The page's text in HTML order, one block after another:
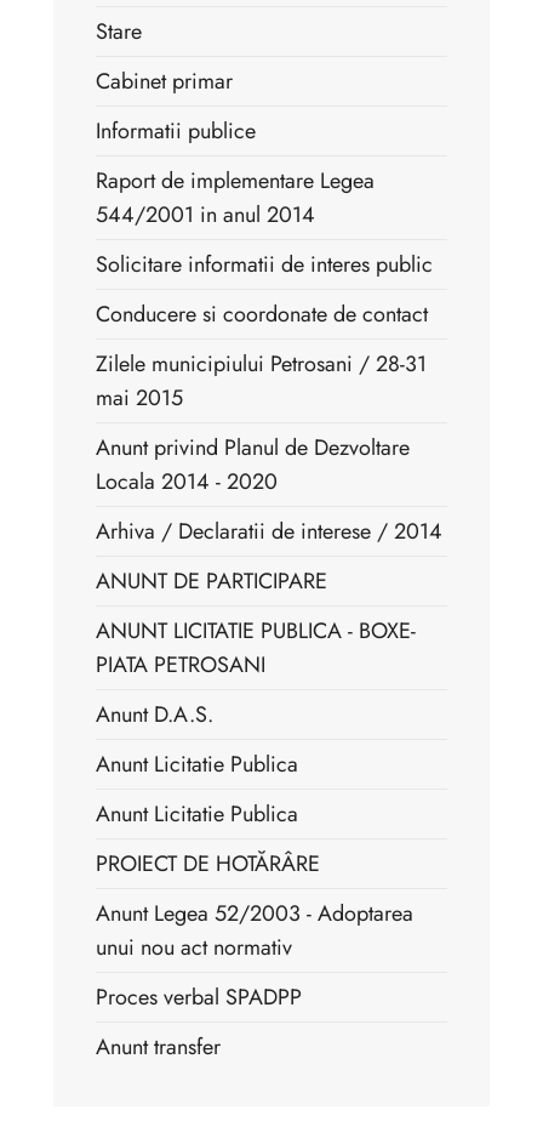
Stare
Cabinet primar
Informatii publice
Raport de implementare Legea
544/2001 in anul 2014
Solicitare informatii de interes public
Conducere si coordonate de contact
Zilele municipiului Petrosani / 28-31
mai 2015
Anunt privind Planul de Dezvoltare
Locala 2014 - 2020
Arhiva / Declaratii de interese / 2014
ANUNT DE PARTICIPARE
ANUNT LICITATIE PUBLICA - BOXE-
PIATA PETROSANI
Anunt D.A.S.
Anunt Licitatie Publica
Anunt Licitatie Publica
PROIECT DE HOTĂRÂRE
Anunt Legea 52/2003 - Adoptarea
unui nou act normativ
Proces verbal SPADPP
Anunt transfer